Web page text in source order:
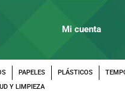
Mi cuenta
PAPELES PLÁSTICOS
Y LIMPIEZA